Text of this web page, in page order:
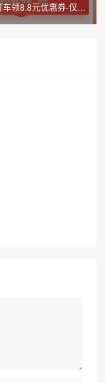
领8.8元优惠券-仅限
周四